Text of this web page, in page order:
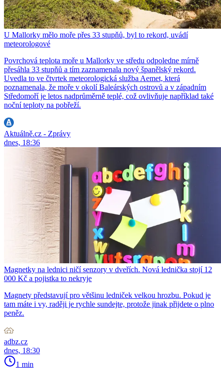
U Mallorky mělo moře přes 33 stupňů, byl to rekord, uvádí
meteorologové
Povrchová teplota moře u Mallorky ve středu odpoledne mírně
přesáhla 33 stupňů a tím zaznamenala nový španělský rekord.
Uvedla to ve čtvrtek meteorologická služba Aemet, která
poznamenala, že moře v okolí Baleárských ostrovů a v západním
Středomoří je letos nadprůměrně teplé, což ovlivňuje například také
noční teploty na pobřeží.
Aktuálně.cz - Zprávy
dnes, 18:36
Magnetky na lednici ničí senzory v dveřích. Nová lednička stojí 12
000 Kč a pojistka to nekryje
Magnety představují pro většinu ledniček velkou hrozbu. Pokud je
tam máte i vy, raději je rychle sundejte, protože jinak přijdete o plno
peněz.
adbz.cz
dnes, 18:30
1 min